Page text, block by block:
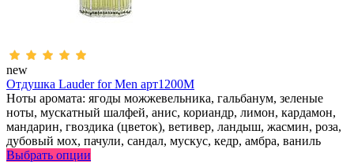
new
Отдушка Lauder for Men арт1200M
Ноты аромата: ягоды можжевельника, гальбанум, зеленые
ноты, мускатный шалфей, анис, кориандр, лимон, кардамон,
мандарин, гвоздика (цветок), ветивер, ландыш, жасмин, роза,
дубовый мох, пачули, сандал, мускус, кедр, амбра, ваниль
Выбрать опции